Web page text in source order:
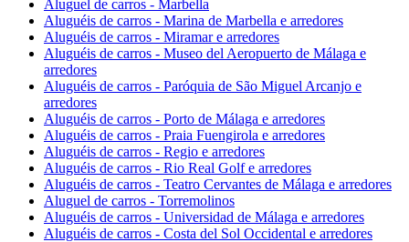
Aluguel de carros - Marbella
Aluguéis de carros - Marina de Marbella e arredores
Aluguéis de carros - Miramar e arredores
Aluguéis de carros - Museo del Aeropuerto de Málaga e
arredores
Aluguéis de carros - Paróquia de São Miguel Arcanjo e
arredores
Aluguéis de carros - Porto de Málaga e arredores
Aluguéis de carros - Praia Fuengirola e arredores
Aluguéis de carros - Regio e arredores
Aluguéis de carros - Rio Real Golf e arredores
Aluguéis de carros - Teatro Cervantes de Málaga e arredores
Aluguel de carros - Torremolinos
Aluguéis de carros - Universidad de Málaga e arredores
Aluguéis de carros - Costa del Sol Occidental e arredores